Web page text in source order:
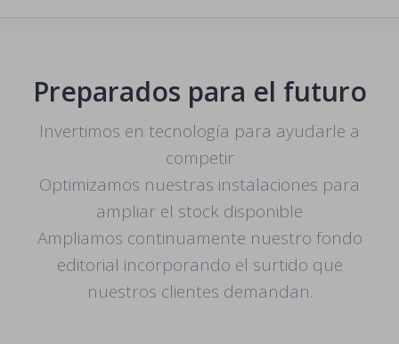
Preparados para el futuro
Invertimos en tecnología para ayudarle a
competir
Optimizamos nuestras instalaciones para
ampliar el stock disponible
Ampliamos continuamente nuestro fondo
editorial incorporando el surtido que
nuestros clientes demandan.